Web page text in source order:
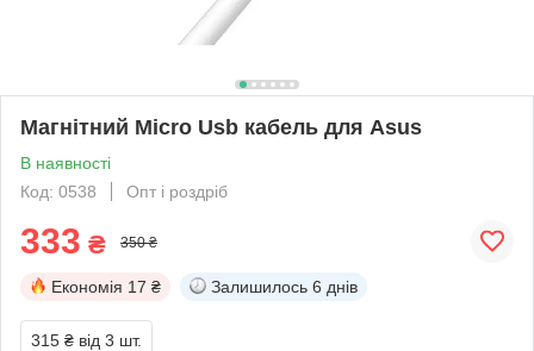
Магнітний Micro Usb кабель для Asus
В наявності
Код: 0538
Опт і роздріб
333 ₴ 350 ₴
Економія 17 ₴ Залишилось 6 днів
315 ₴ від 3 шт.